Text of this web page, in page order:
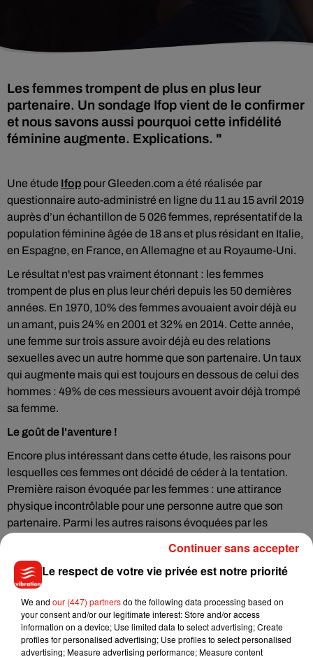
Les femmes trompent de plus en plus leur
partenaire. Un sondage Ifop vient de le confirmer
et nous savons aussi pourquoi cette infidélité
féminine augmente. Explications. "
Une étude Ifop pour Gleeden.com a été réalisée par
questionnaire auto-administré en ligne du 11 au 15 avril 2019
auprès d’un échantillon de 5 026 femmes, représentatif de la
population féminine âgée de 18 ans et plus résidant en Italie,
en Espagne, en France, en Allemagne et au Royaume-Uni.
Le résultat n'est pas vraiment étonnant : les femmes
trompent de plus en plus leur chéri depuis les 50 dernières
années. En 1970, 10% des femmes avouaient avoir déjà eu
un amant, puis 24% en 2001 et 32% en 2014. Cette année,
une femme sur trois assure avoir déjà eu des relations
sexuelles avec un autre homme que son partenaire. Un taux
qui augmente mais qui est toujours en dessous de celui des
hommes : 49% de ces messieurs avouent avoir déjà trompé
sa femme.
Le goût de l'aventure !
Encore plus intéressant dans cette étude, les raisons pour
lesquelles ces femmes ont décidé de céder à la tentation.
Première raison évoquée par les femmes : une attirance
physique incontrôlable pour une personne autre que son
partenaire. Parmi les autres raisons évoquées par les
besoin de se prouver qu'elles plaisent encore et un goût
prononcé pour l'aventure et l'interdit.
Musique
Le respect de votre vie privée est notre priorité
We and our (447) partnersdo the following data processing based on
your consent and/or our legitimate interest: Store and/or access
information on a device; Use limited data to select advertising; Create
profiles for personalised advertising; Use profiles to select personalised
advertising; Measure advertising performance; Measure content
Continuer sans accepter